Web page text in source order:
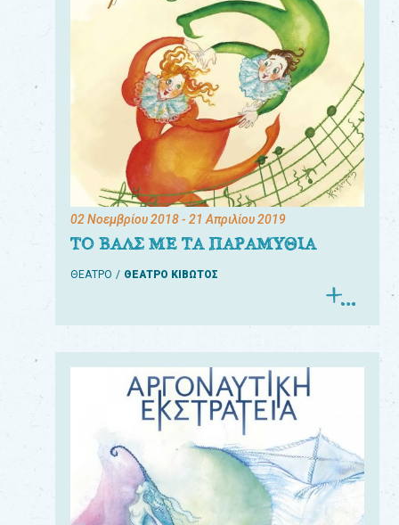
02 Νοεμβρίου 2018- 21 Απριλίου 2019
ΤΟ ΒΑΛΣ ΜΕ ΤΑ ΠΑΡΑΜΥΘΙΑ
ΘΕΑΤΡΟ ΘΕΑΤΡΟ ΚΙΒΩΤΟΣ